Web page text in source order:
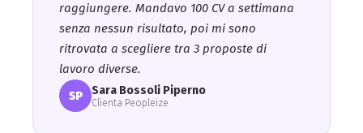
raggiungere. Mandavo 100 CV a settimana
senza nessun risultato, poi mi sono
ritrovata a scegliere tra 3 proposte di
lavoro diverse.
SP Sara Bossoli Piperno
Clienta Peopleize